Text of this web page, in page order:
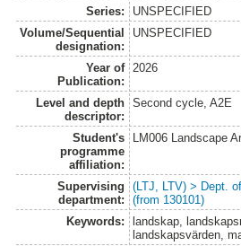
Series:
UNSPECIFIED
Volume/Sequential
designation:
UNSPECIFIED
Year of
Publication:
2026
Level and depth
descriptor:
Second cycle, A2E
Student's
programme
affiliation:
LM006 Landscape
Supervising
department:
(LTJ, LTV) > Dept.
(from 130101)
Keywords:
landskap,
landskapsvärden,